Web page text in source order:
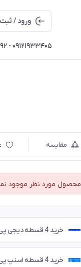
ورود /
- 09121933405
مقایسه
محصول مورد نظر موجود
خرید 4 قسطه دیجی پی
خرید 4 قسطه اسنپ پی